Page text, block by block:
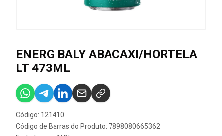
ENERG BALY ABACAXI/HORTELA
LT 473ML
Código: 121410
Código de Barras do Produto: 7898080665362